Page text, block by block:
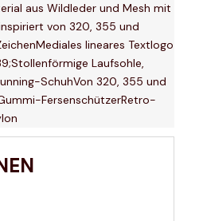
aus Wildleder und Mesh mit
von 320, 355 und
lineares Textlogo
Laufsohle,
SchuhVon 320, 355 und
FersenschützerRetro-